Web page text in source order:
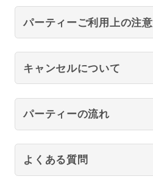
パーティーご利用上の注意
キャンセルについて
パーティーの流れ
よくある質問